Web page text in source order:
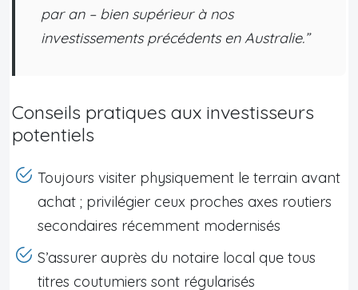
par an – bien supérieur à nos
investissements précédents en Australie.”
Conseils pratiques aux investisseurs
potentiels
Toujours visiter physiquement le terrain avant
achat ; privilégier ceux proches axes routiers
secondaires récemment modernisés
S’assurer auprès du notaire local que tous
titres coutumiers sont régularisés